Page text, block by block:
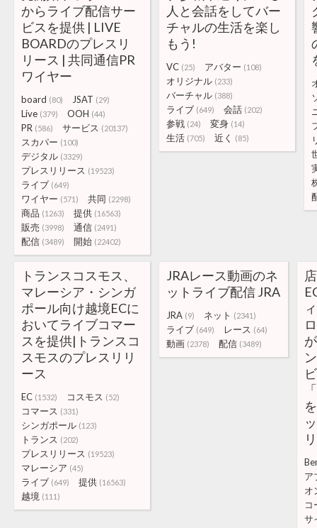
からライブ配信サー
ビスを提供 | LIVE
BOARDのプレスリ
リース | 共同通信PR
ワイヤー
board (80) JSAT (29)
Live (379) OOH (44)
PR (586) サービス (20137)
スカパー (100)
デジタル (3329)
プレスリリース (19523)
ライブ (649)
ワイヤー (571) 共同 (2298)
商品 (1263) 提供 (16563)
販売 (3998) 通信 (2491)
配信 (3489) 開始 (22402)
人と会話をしてバー
チャルの生活を楽し
もう!
VC (25) アバター (108)
オリジナル (233)
バーチャル (388)
ライブ (649) 会話 (202)
参戦 (24) 変身 (14)
生活 (705) 近く (85)
トランスコスモス、
マレーシア・シンガ
ポール向け越境ECに
おいてライブコマー
スを提供|トランスコ
スモスのプレスリリ
ース
EC (1532) コスモス (52)
コマース (331)
シンガポール (123)
トランス (202)
プレスリリース (19523)
マレーシア (45)
ライブ (649) 提供 (16563)
越境 (111)
JRAレース動画のネ
ットライブ配信 JRA
JRA (9) ネット (2341)
ライブ (649) レース (64)
動画 (2378) 配信 (3489)
ア
オ
コ
サ